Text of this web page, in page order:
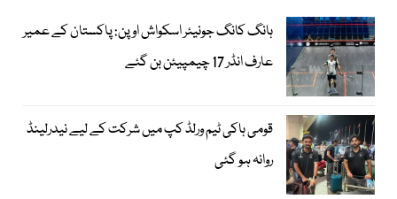
ہانگ کانگ جونیئر اسکواش اوپن: پاکستان کے عمیر
عارف انڈر 17 چیمپیئن بن گئے
قومی ہاکی ٹیم ورلڈ کپ میں شرکت کے لیے نیدرلینڈ
روانہ ہو گئی